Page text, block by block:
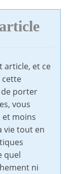
article, et ce
cette
de porter
vous
et moins
vie tout en
quel
ni